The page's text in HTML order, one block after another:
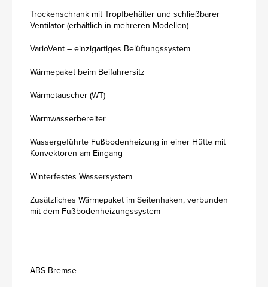
Trockenschrank mit Tropfbehälter und schließbarer
Ventilator (erhältlich in mehreren Modellen)
VarioVent – einzigartiges Belüftungssystem
Wärmepaket beim Beifahrersitz
Wärmetauscher (WT)
Warmwasserbereiter
Wassergeführte Fußbodenheizung in einer Hütte mit
Konvektoren am Eingang
Winterfestes Wassersystem
Zusätzliches Wärmepaket im Seitenhaken, verbunden
mit dem Fußbodenheizungssystem
ABS-Bremse